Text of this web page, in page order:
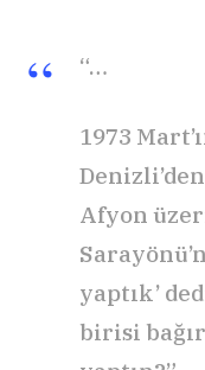
“…
1973
Afyon
yaptık’
birisi